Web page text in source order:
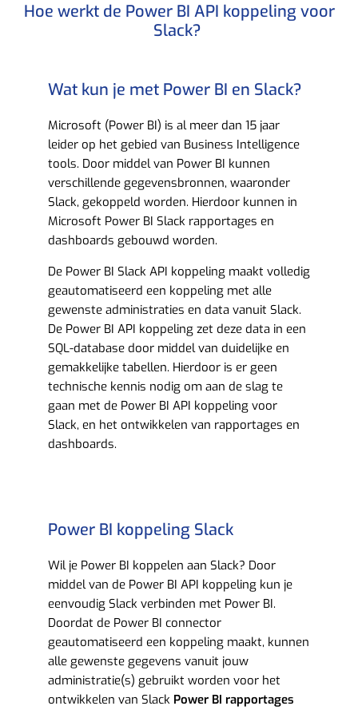
Hoe werkt de Power BI API koppeling voor
Slack? ​
Power BI koppeling Slack
Wil je Power BI koppelen aan Slack? Door
middel van de Power BI API koppeling kun je
eenvoudig Slack verbinden met Power BI.
Doordat de Power BI connector
geautomatiseerd een koppeling maakt, kunnen
alle gewenste gegevens vanuit jouw
administratie(s) gebruikt worden voor het
ontwikkelen van Slack Power BI rapportages
Wat kun je met Power BI en Slack?​
Microsoft (Power BI) is al meer dan 15 jaar
leider op het gebied van Business Intelligence
tools. Door middel van Power BI kunnen
verschillende gegevensbronnen, waaronder
Slack, gekoppeld worden. Hierdoor kunnen in
Microsoft Power BI Slack rapportages en
dashboards gebouwd worden.
De Power BI Slack API koppeling maakt volledig
geautomatiseerd een koppeling met alle
gewenste administraties en data vanuit Slack.
De Power BI API koppeling zet deze data in een
SQL-database door middel van duidelijke en
gemakkelijke tabellen. Hierdoor is er geen
technische kennis nodig om aan de slag te
gaan met de Power BI API koppeling voor
Slack, en het ontwikkelen van rapportages en
dashboards.